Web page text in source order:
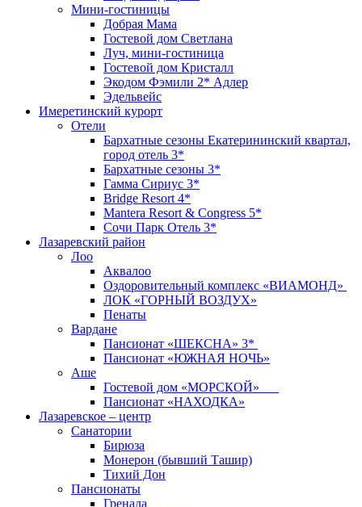
Мини-гостиницы
Добрая Мама
Гостевой дом Светлана
Луч, мини-гостиница
Гостевой дом Кристалл
Экодом Фэмили 2* Адлер
Эдельвейс
Имеретинский курорт
Отели
Бархатные сезоны Екатерининский квартал,
город отель 3*
Бархатные сезоны 3*
Гамма Сириус 3*
Bridge Resort 4*
Mantera Resort & Congress 5*
Сочи Парк Отель 3*
Лазаревский район
Лоо
Аквалоо
Оздоровительный комплекс «ВИАМОНД»
ЛОК «ГОРНЫЙ ВОЗДУХ»
Пенаты
Вардане
Пансионат «ШЕКСНА» 3*
Пансионат «ЮЖНАЯ НОЧЬ»
Аше
Гостевой дом «МОРСКОЙ»
Пансионат «НАХОДКА»
Лазаревское – центр
Санатории
Бирюза
Монерон (бывший Ташир)
Тихий Дон
Пансионаты
Гренада